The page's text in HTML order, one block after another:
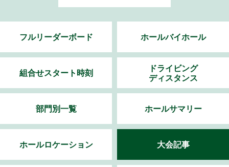
フルリーダーボード ホールバイホール
組合せスタート時刻
ドライビング
ディスタンス
部門別一覧 ホールサマリー
ホールロケーション 大会記事